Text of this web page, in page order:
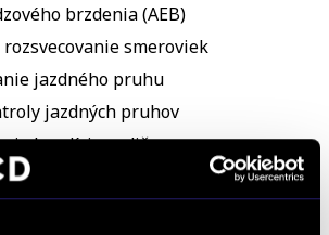
brzdenia (AEB)
smeroviek
jazdného pruhu
jazdných pruhov
kondície vodiča
dopravných značiek